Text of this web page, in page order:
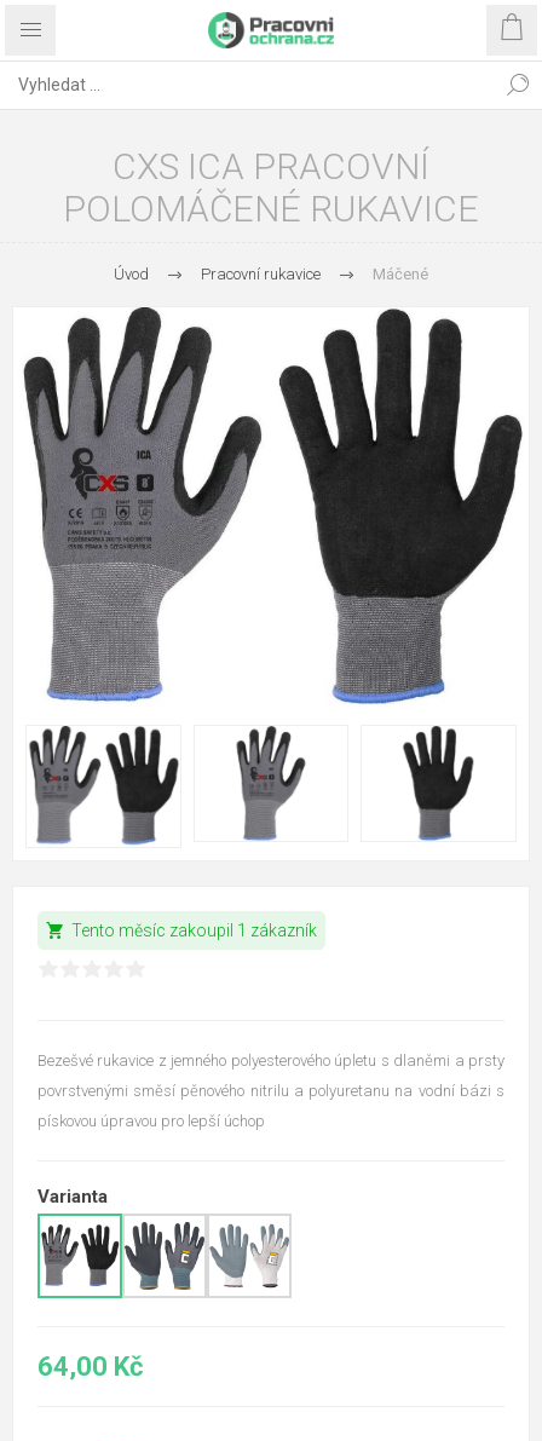
CXS ICA PRACOVNÍ
POLOMÁČENÉ RUKAVICE
Úvod Pracovní rukavice Máčené
shopping_cart Tento měsíc zakoupil 1 zákazník
Bezešvé rukavice z jemného polyesterového úpletu s dlaněmi a prsty
povrstvenými směsí pěnového nitrilu a polyuretanu na vodní bázi s
pískovou úpravou pro lepší úchop
Varianta
64,00 Kč